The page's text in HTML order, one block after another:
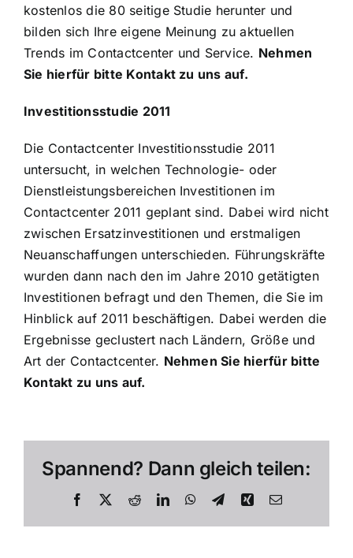
kostenlos die 80 seitige Studie herunter und
bilden sich Ihre eigene Meinung zu aktuellen
Trends im Contactcenter und Service. Nehmen
Sie hierfür bitte Kontakt zu uns auf.
Investitionsstudie 2011
Die Contactcenter Investitionsstudie 2011
untersucht, in welchen Technologie- oder
Dienstleistungsbereichen Investitionen im
Contactcenter 2011 geplant sind. Dabei wird nicht
zwischen Ersatzinvestitionen und erstmaligen
Neuanschaffungen unterschieden. Führungskräfte
wurden dann nach den im Jahre 2010 getätigten
Investitionen befragt und den Themen, die Sie im
Hinblick auf 2011 beschäftigen. Dabei werden die
Ergebnisse geclustert nach Ländern, Größe und
Art der Contactcenter. Nehmen Sie hierfür bitte
Kontakt zu uns auf.
Spannend? Dann gleich teilen:
Facebook RedditLinkedInWhatsApp
Telegram
Xing E-